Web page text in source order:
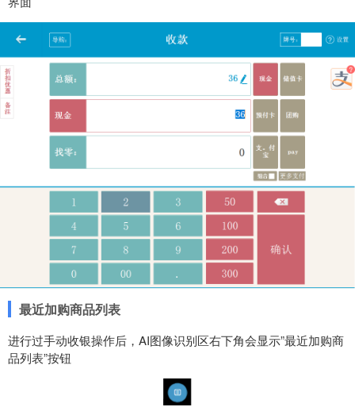
最近加购商品列表
进行过手动收银操作后，AI图像识别区右下角会显示”最近加购商
品列表”按钮